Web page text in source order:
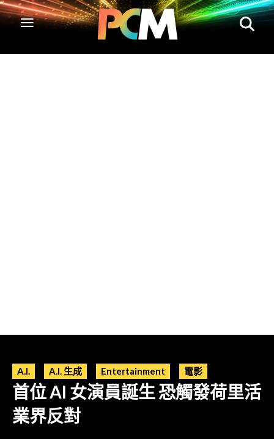
A.I. A.I. 生成 Entertainment 電影
首位 AI 女演員誕生 恐觸發荷里活
業界反對